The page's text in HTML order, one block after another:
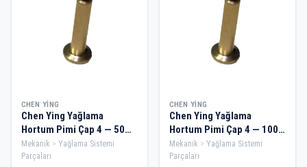
CHEN YING
Chen Ying Yağlama
Hortum Pimi Çap 4 — 50
Adet
Mekanik
Yağlama Sistemi
Parçaları
CHEN YING
Chen Ying Yağlama
Hortum Pimi Çap 4 — 100
Adet
Mekanik
Yağlama Sistemi
Parçaları